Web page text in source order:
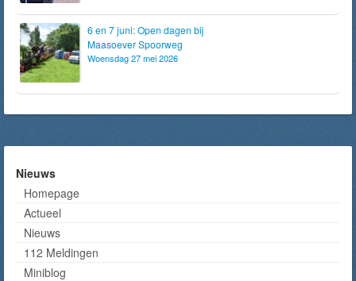
6 en 7 juni: Open dagen bij
Maasoever Spoorweg
Woensdag 27 mei 2026
Nieuws
Homepage
Actueel
Nieuws
112 Meldingen
Miniblog